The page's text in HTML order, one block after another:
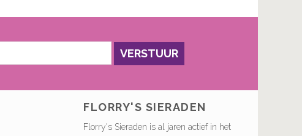
VERSTUUR
FLORRY'S SIERADEN
Florry's Sieraden is al jaren actief in het